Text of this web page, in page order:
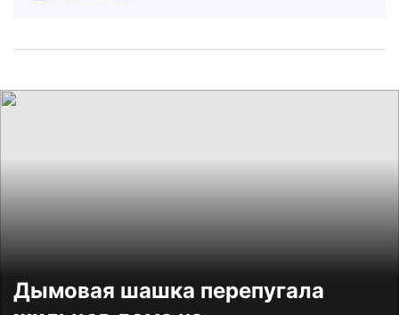
Дымовая шашка перепугала